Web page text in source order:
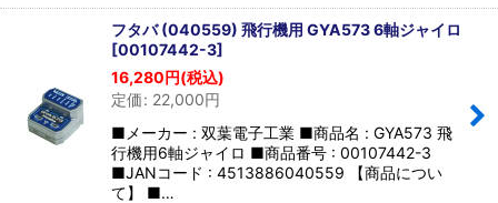
フタバ (040559) 飛行機用 GYA573 6軸ジャイロ
[00107442-3]
16,280円(税込)
定価: 22,000円
■メーカー : 双葉電子工業 ■商品名 : GYA573 飛
行機用6軸ジャイロ ■商品番号 : 00107442-3
■JANコード : 4513886040559 【商品につい
て】 ■…